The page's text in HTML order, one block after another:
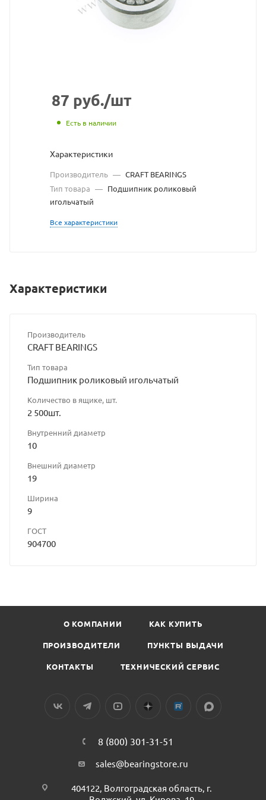
сайта
https://
без
разрешения
сайта
87 руб./шт
Есть в наличии
Характеристики
Производитель — CRAFT BEARINGS
Тип товара — Подшипник роликовый
игольчатый
Все характеристики
Характеристики
Производитель
CRAFT BEARINGS
Тип товара
Подшипник роликовый игольчатый
Количество в ящике, шт.
2 500шт.
Внутренний диаметр
10
Внешний диаметр
19
Ширина
9
ГОСТ
904700
О КОМПАНИИ КАК КУПИТЬ
ПРОИЗВОДИТЕЛИ ПУНКТЫ ВЫДАЧИ
КОНТАКТЫ ТЕХНИЧЕСКИЙ СЕРВИС
8 (800) 301-31-51
sales@bearingstore.ru
404122, Волгоградская область, г.